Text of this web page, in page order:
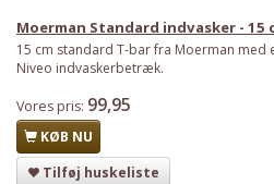
Moerman Standard indvasker - 15
15 cm standard T-bar fra Moerman med
Niveo indvaskerbetræk.
Vores pris: 99,95
KØB NU
Tilføj huskeliste